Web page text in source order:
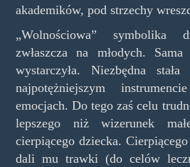
akademików, pod strzechy
„Wolnościowa” symbolika
zwłaszcza na młodych.
wystarczyła. Niezbędna
najpotężniejszym
emocjach. Do tego zaś celu
lepszego niż wizerunek
cierpiącego dziecka.
dali mu trawki (do celów